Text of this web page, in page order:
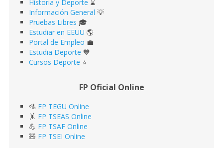
Historia y Deporte ⌛️
Información General 💡
Pruebas Libres 🎓
Estudiar en EEUU 🌎​
Portal de Empleo 💼
Estudia Deporte 💙
Cursos Deporte ⭐️
FP Oficial Online
🚵 FP TEGU Online
🤸 FP TSEAS Online
💪 FP TSAF Online
🧸 FP TSEI Online